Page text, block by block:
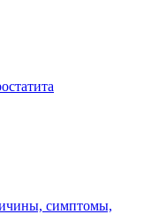
симптомы,